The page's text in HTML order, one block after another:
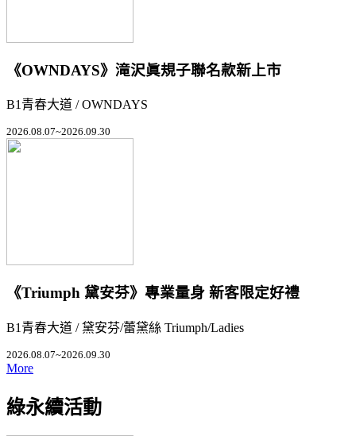
《OWNDAYS》滝沢眞規子聯名款新上市
B1青春大道 / OWNDAYS
2026.08.07~2026.09.30
《Triumph 黛安芬》專業量身 新客限定好禮
B1青春大道 / 黛安芬/蕾黛絲 Triumph/Ladies
2026.08.07~2026.09.30
More
綠永續活動